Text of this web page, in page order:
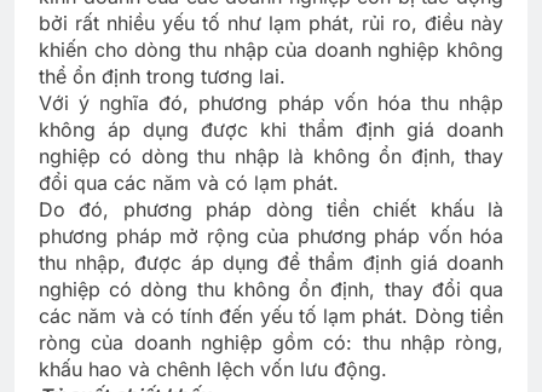
bởi rất nhiều yếu tố như lạm phát, rủi ro, điều này
khiến cho dòng thu nhập của doanh nghiệp không
thể ổn định trong tương lai.
Với ý nghĩa đó, phương pháp vốn hóa thu nhập
không áp dụng được khi thẩm định giá doanh
nghiệp có dòng thu nhập là không ổn định, thay
đổi qua các năm và có lạm phát.
Do đó, phương pháp dòng tiền chiết khấu là
phương pháp mở rộng của phương pháp vốn hóa
thu nhập, được áp dụng để thẩm định giá doanh
nghiệp có dòng thu không ổn định, thay đổi qua
các năm và có tính đến yếu tố lạm phát. Dòng tiền
ròng của doanh nghiệp gồm có: thu nhập ròng,
khấu hao và chênh lệch vốn lưu động.